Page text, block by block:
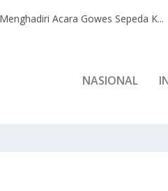
Acara Gowes Sepeda K...
NASIONAL